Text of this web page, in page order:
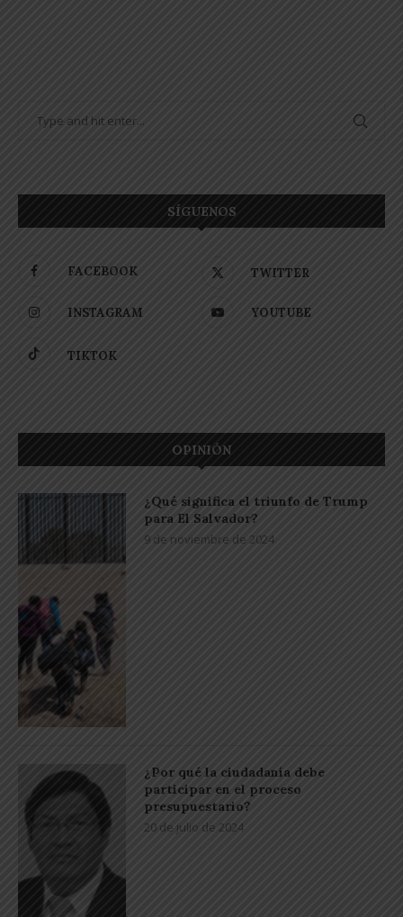
SÍGUENOS
FACEBOOK TWITTER
INSTAGRAM YOUTUBE
TIKTOK
OPINIÓN
¿Qué significa el triunfo de Trump
para El Salvador?
9 de noviembre de 2024
¿Por qué la ciudadanía debe
participar en el proceso
presupuestario?
20 de julio de 2024